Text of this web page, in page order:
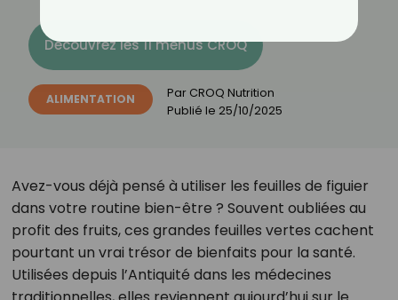
Découvrez les 11 menus CROQ
ALIMENTATION Par CROQ Nutrition
Publié le 25/10/2025
Avez-vous déjà pensé à utiliser les feuilles de figuier
dans votre routine bien-être ? Souvent oubliées au
profit des fruits, ces grandes feuilles vertes cachent
pourtant un vrai trésor de bienfaits pour la santé.
Utilisées depuis l’Antiquité dans les médecines